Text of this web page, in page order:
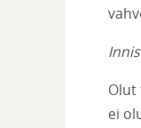
Olut
ei